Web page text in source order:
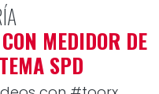
MEDIDOR DE
SPD